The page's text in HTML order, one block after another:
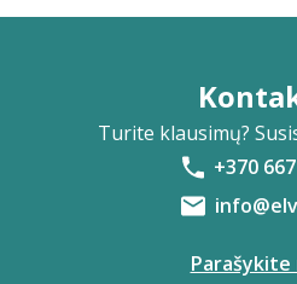
Turite klausimų?
+370
Parašykite